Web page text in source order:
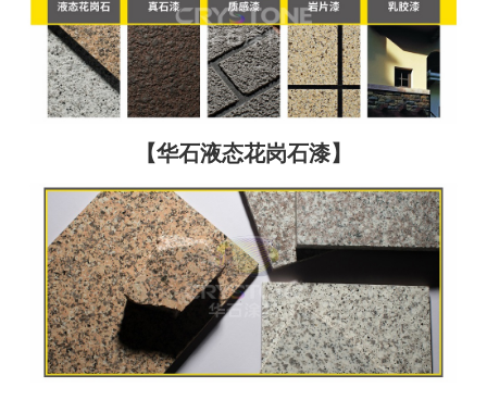
【华石液态花岗石漆】